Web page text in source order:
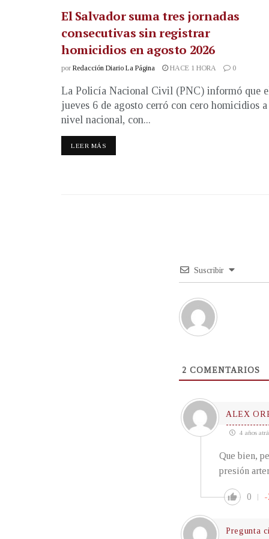
El Salvador suma tres jornadas
consecutivas sin registrar
homicidios en agosto 2026
por Redacción Diario La Página HACE 1 HORA 0
La Policía Nacional Civil (PNC) informó que
jueves 6 de agosto cerró con cero homicidios a
nivel nacional, con...
LEER MÁS
Suscribir
2 COMENTARIOS
ALEX
4 años
Que bien,
presión
0
Pregunta